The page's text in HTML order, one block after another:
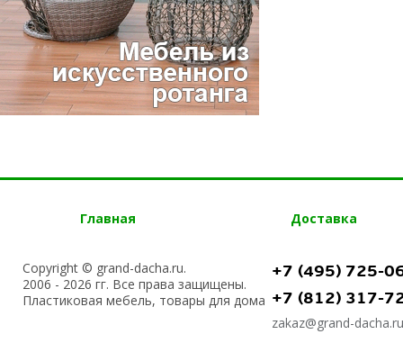
Главная Доставка
Copyright © grand-dacha.ru.
2006 - 2026 гг. Все права защищены.
Пластиковая мебель, товары для дома
+7 (495) 725-
+7 (812) 317-
zakaz@grand-dacha.ru